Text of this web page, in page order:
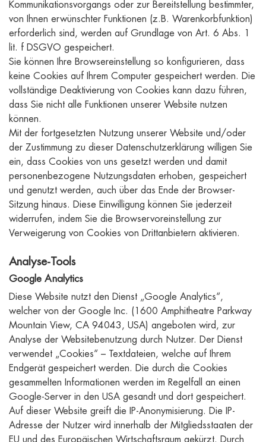
Kommunikationsvorgangs oder zur Bereitstellung bestimmter,
von Ihnen erwünschter Funktionen (z.B. Warenkorbfunktion)
erforderlich sind, werden auf Grundlage von Art. 6 Abs. 1
lit. f DSGVO gespeichert.
Sie können Ihre Browsereinstellung so konfigurieren, dass
keine Cookies auf Ihrem Computer gespeichert werden. Die
vollständige Deaktivierung von Cookies kann dazu führen,
dass Sie nicht alle Funktionen unserer Website nutzen
können.
Mit der fortgesetzten Nutzung unserer Website und/oder
der Zustimmung zu dieser Datenschutzerklärung willigen Sie
ein, dass Cookies von uns gesetzt werden und damit
personenbezogene Nutzungsdaten erhoben, gespeichert
und genutzt werden, auch über das Ende der Browser-
Sitzung hinaus. Diese Einwilligung können Sie jederzeit
widerrufen, indem Sie die Browservoreinstellung zur
Verweigerung von Cookies von Drittanbietern aktivieren.
Analyse-Tools
Google Analytics
Diese Website nutzt den Dienst „Google Analytics“,
welcher von der Google Inc. (1600 Amphitheatre Parkway
Mountain View, CA 94043, USA) angeboten wird, zur
Analyse der Websitebenutzung durch Nutzer. Der Dienst
verwendet „Cookies“ – Textdateien, welche auf Ihrem
Endgerät gespeichert werden. Die durch die Cookies
gesammelten Informationen werden im Regelfall an einen
Google-Server in den USA gesandt und dort gespeichert.
Auf dieser Website greift die IP-Anonymisierung. Die IP-
Adresse der Nutzer wird innerhalb der Mitgliedsstaaten der
EU und des Europäischen Wirtschaftsraum gekürzt. Durch